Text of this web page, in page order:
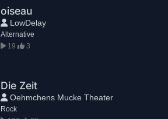
oiseau
LowDelay
Alternative
19
3
Die Zeit
Oehmchens Mucke Theater
Rock